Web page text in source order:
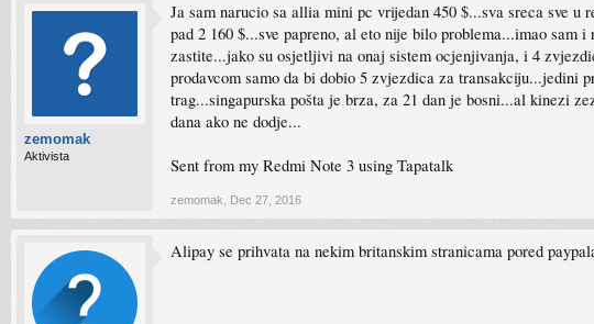
zemomak
Aktivista
Ja sam narucio sa allia mini pc vrijedan 450 $...sva sreca sve
pad 2 160 $...sve papreno, al eto nije bilo problema...imao
zastite...jako su osjetljivi na onaj sistem ocjenjivanja, i 4
prodavcom samo da bi dobio 5 zvjezdica za transakciju...jedini
trag...singapurska pošta je brza, za 21 dan je bosni...al kinezi
dana ako ne dodje...
Sent from my Redmi Note 3 using Tapatalk
zemomak Dec 27, 2016
Alipay se prihvata na nekim britanskim stranicama pored